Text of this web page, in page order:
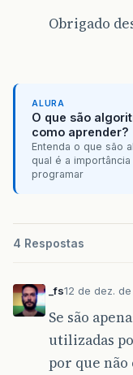
Obrigado
ALURA
O que são
como aprender?
Entenda o que são
qual é a
programar
4 Respostas
_fs12 de dez.
Se são
utilizadas
por que não